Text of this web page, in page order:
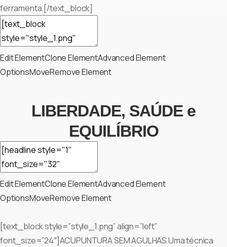
ferramenta.[/text_block]
Edit ElementClone ElementAdvanced Element
OptionsMoveRemove Element
LIBERDADE, SAÚDE e
EQUILÍBRIO
Edit ElementClone ElementAdvanced Element
OptionsMoveRemove Element
[text_block style=”style_1.png” align=”left”
font_size=”24″]ACUPUNTURA SEM AGULHAS Uma técnica